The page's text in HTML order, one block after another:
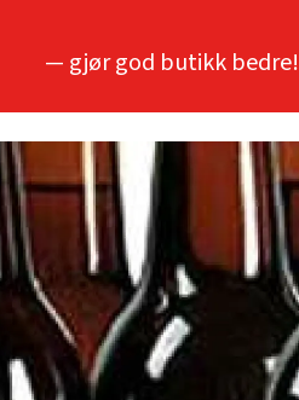
— gjør god butikk bedre!